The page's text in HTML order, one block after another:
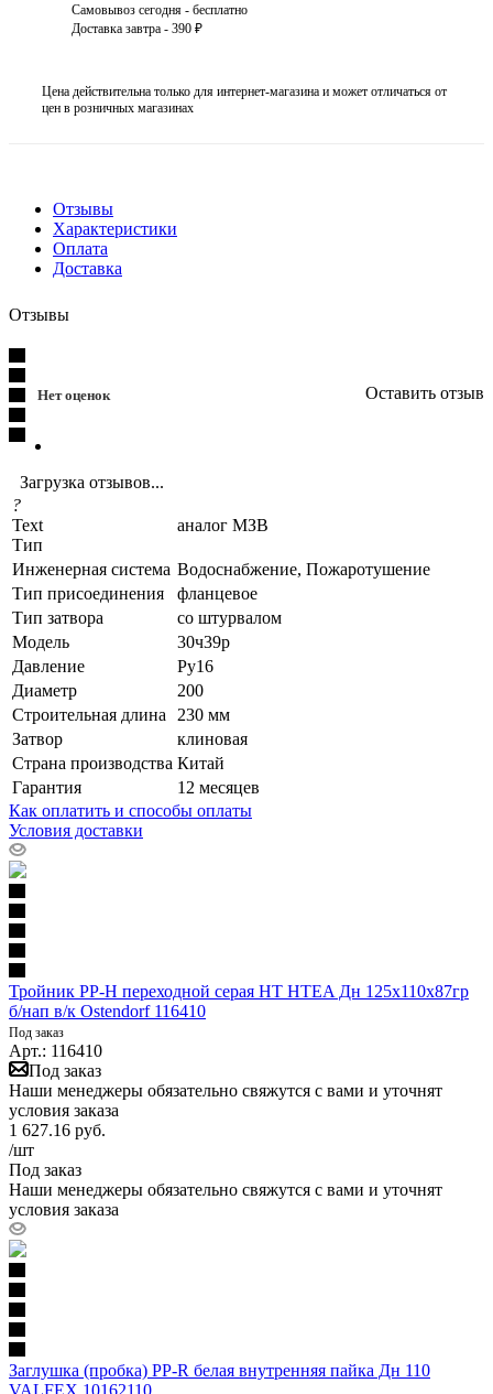
Самовывоз сегодня - бесплатно
Доставка завтра - 390 ₽
Цена действительна только для интернет-магазина и может отличаться от
цен в розничных магазинах
Отзывы
Характеристики
Оплата
Доставка
Отзывы
Нет оценок Оставить отзыв
Загрузка отзывов...
?
Text
Тип
аналог МЗВ
Инженерная система Водоснабжение, Пожаротушение
Тип присоединения
фланцевое
Тип затвора
со штурвалом
Модель
30ч39р
Давление
Ру16
Диаметр
200
Строительная длина
230 мм
Затвор
клиновая
Страна производства Китай
Гарантия
12 месяцев
Как оплатить и способы оплаты
Условия доставки
Тройник PP-H переходной серая HT HTEA Дн 125х110х87гр
б/нап в/к Ostendorf 116410
Под заказ
Арт.: 116410
Под заказ
Наши менеджеры обязательно свяжутся с вами и уточнят
условия заказа
1 627.16 руб.
/шт
Под заказ
Наши менеджеры обязательно свяжутся с вами и уточнят
условия заказа
Заглушка (пробка) PP-R белая внутренняя пайка Дн 110
VALFEX 10162110